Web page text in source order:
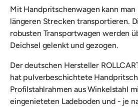
Mit Handpritschenwagen kann
längeren Strecken transportieren.
robusten Transportwagen werden
Deichsel gelenkt und gezogen.
Der deutschen Hersteller
hat pulverbeschichtete
Profilstahlrahmen aus Winkelstahl
eingenieteten Ladeboden und - je